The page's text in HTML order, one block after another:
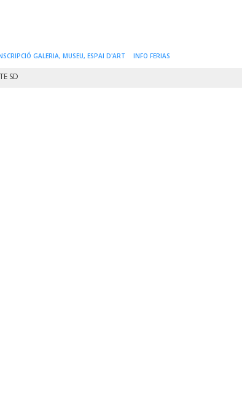
GALERIA, MUSEU, ESPAI D'ART INFO FERIAS
SD